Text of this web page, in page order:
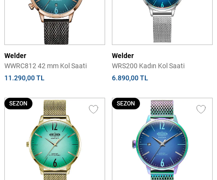
Welder
WWRC812 42 mm Kol Saati
11.290,00 TL
Welder
WRS200 Kadın Kol Saati
6.890,00 TL
SEZON SEZON